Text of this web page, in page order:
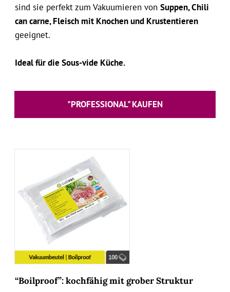
sind sie perfekt zum Vakuumieren von Suppen, Chili
can carne, Fleisch mit Knochen und Krustentieren
geeignet.
Ideal für die Sous-vide Küche.
"PROFESSIONAL" KAUFEN
“Boilproof”: kochfähig mit grober Struktur